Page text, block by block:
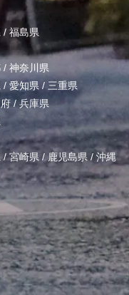
/ 福島県
/ 神奈川県
/ 愛知県 / 三重県
/兵庫県
/宮崎県 /鹿児島県 / 沖縄